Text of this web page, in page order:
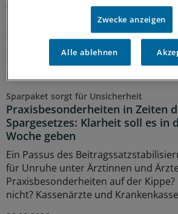
vergeben: Der neu strukturierte
Bereitschaftsdienst in Nordrhein
Zuständig sind spezielle
07.08.2026
Sparpaket sorgt für Unsicherheit
Praxisbesonderheiten in Zeiten
Spargesetzes: Klarheit soll es in
Woche geben
Ein Passus des
für Unruhe unter Ärztinnen und
Praxisbesonderheiten auf der
nicht? Kassenärzte und
Zwecke anzeigen
Alle ablehnen